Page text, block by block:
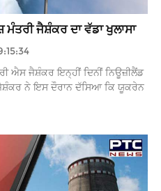
ਜੈਸ਼ੰਕਰ ਦਾ ਵੱਡਾ ਖੁਲਾਸਾ
ਐਸ ਜੈਸ਼ੰਕਰ ਇਨ੍ਹੀਂ ਦਿਨੀਂ ਨਿਊਜ਼ੀਲੈਂਡ
ਨੇ ਇਸ ਦੌਰਾਨ ਦੱਸਿਆ ਕਿ ਯੂਕਰੇਨ